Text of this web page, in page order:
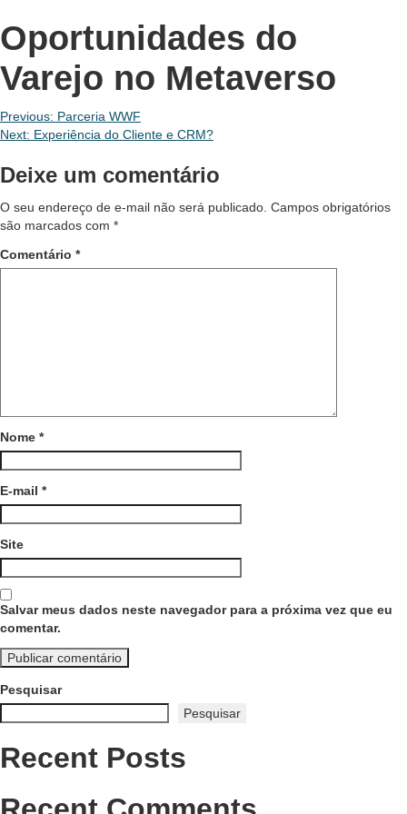
Oportunidades do
Varejo no Metaverso
Navegação
Post
Previous: Parceria WWF
Next: Experiência do Cliente e CRM?
Deixe um comentário
O seu endereço de e-mail não será publicado. Campos obrigatórios
são marcados com *
Comentário *
Nome *
E-mail *
Site
Salvar meus dados neste navegador para a próxima vez que eu
comentar.
Pesquisar
Pesquisar
Recent Posts